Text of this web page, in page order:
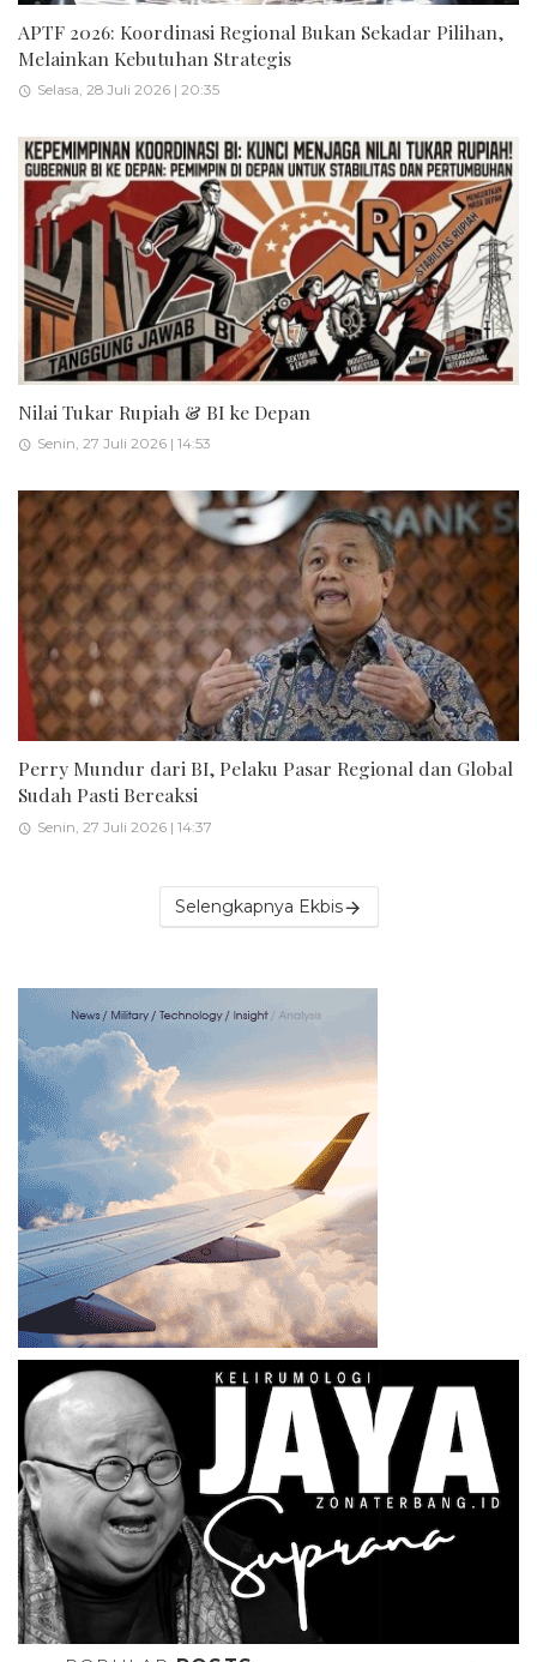
APTF 2026: Koordinasi Regional Bukan Sekadar Pilihan,
Melainkan Kebutuhan Strategis
Selasa, 28 Juli 2026 | 20:35
Nilai Tukar Rupiah & BI ke Depan
Senin, 27 Juli 2026 | 14:53
Perry Mundur dari BI, Pelaku Pasar Regional dan Global
Sudah Pasti Bereaksi
Senin, 27 Juli 2026 | 14:37
Selengkapnya Ekbis